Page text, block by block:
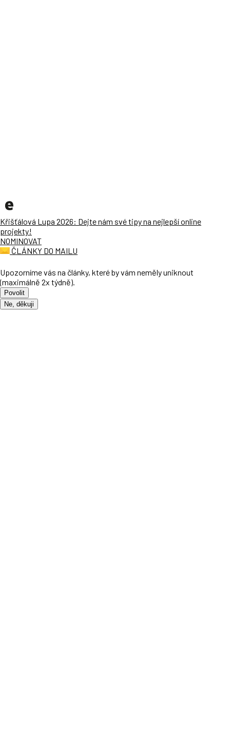
Křišťálová Lupa 2026: Dejte nám své tipy na nejlepší online
projekty!
NOMINOVAT
ČLÁNKY DO MAILU
Upozorníme vás na články, které by vám neměly uniknout
(maximálně 2x týdně).
Povolit
Ne, děkuji